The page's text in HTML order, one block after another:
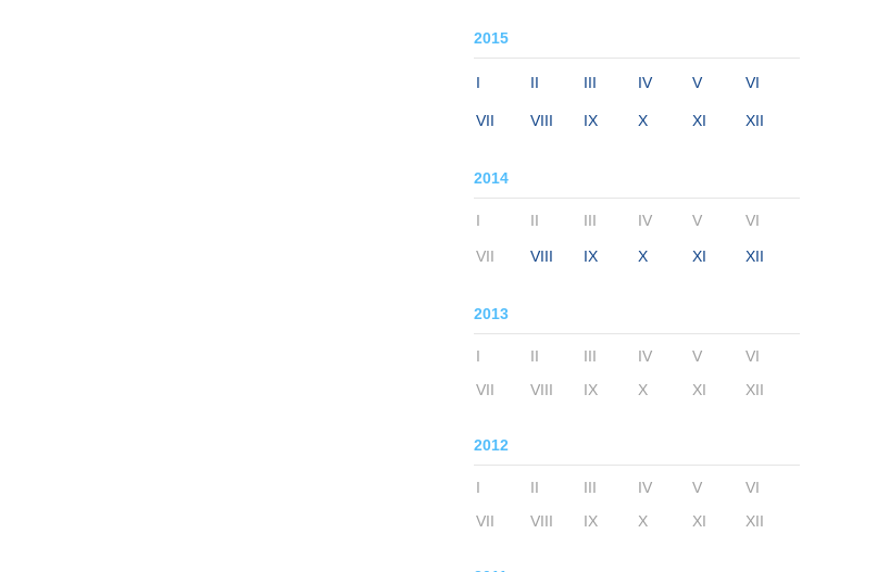
2015
I II III IV V VI
VII VIII IX X XI XII
2014
I II III IV V VI
VII VIII IX X XI XII
2013
I II III IV V
VI
VII
VIII IX X XI XII
2012
I II III IV V
VI
VII
VIII IX X XI XII